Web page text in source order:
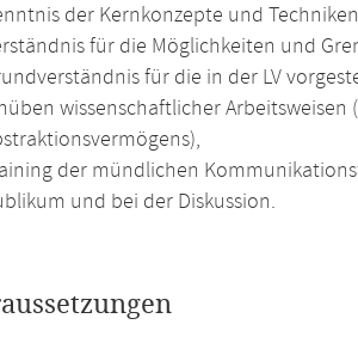
der Kernkonzepte und
für die Möglichkeiten und
für die in der LV
wissenschaftlicher
der mündlichen
und bei der Diskussion.